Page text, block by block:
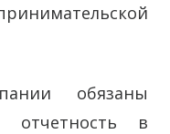
обязаны
отчетность в